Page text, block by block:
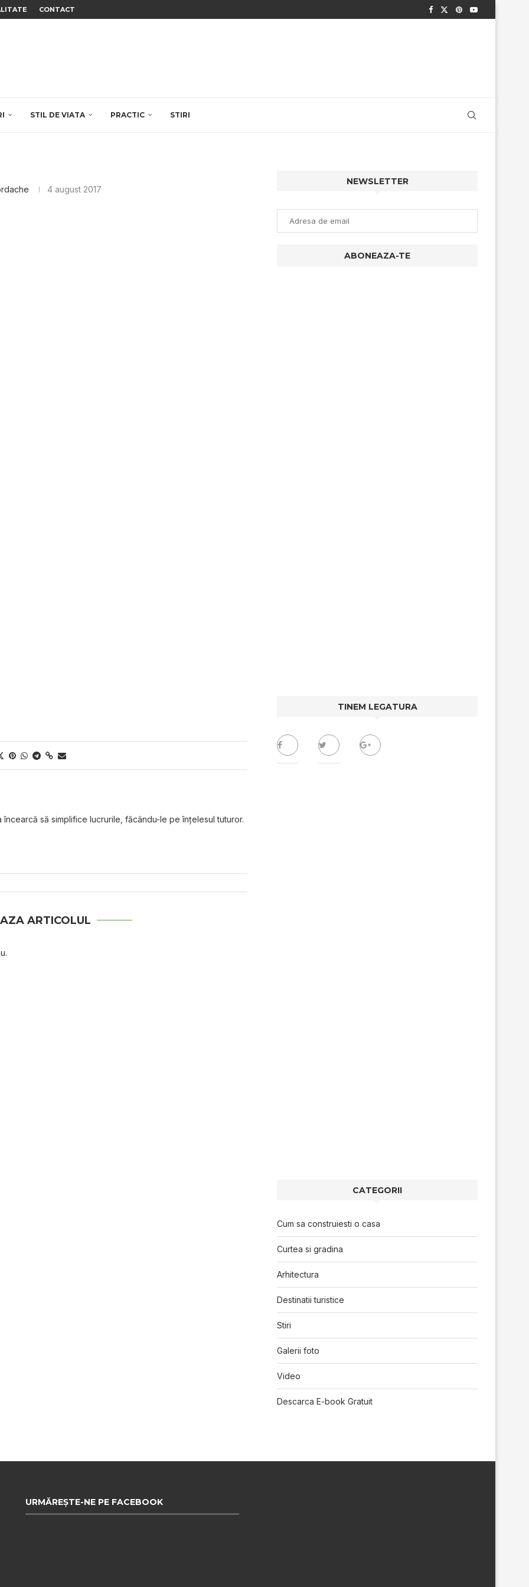
CONTACT
STIL DE VIATA PRACTIC STIRI
4 august 2017
încearcă să simplifice lucrurile, făcându-le pe înțelesul tuturor.
ARTICOLUL
NEWSLETTER
TINEM LEGATURA
CATEGORII
Cum sa construiesti o casa
Curtea si gradina
Arhitectura
Destinatii turistice
Stiri
Galerii foto
Video
Descarca E-book Gratuit
URMĂREȘTE-NE PE FACEBOOK